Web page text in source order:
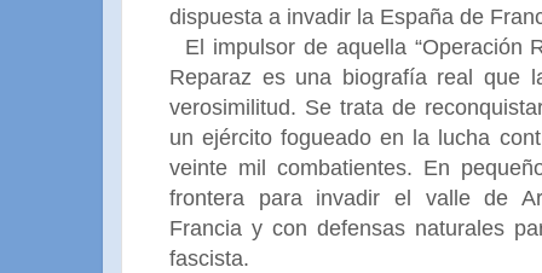
dispuesta a invadir la España de
El impulsor de aquella “Operación
Reparaz es una biografía real que
verosimilitud. Se trata de
un ejército fogueado en la lucha
veinte mil combatientes. En
frontera para invadir el valle de
Francia y con defensas naturales
fascista.